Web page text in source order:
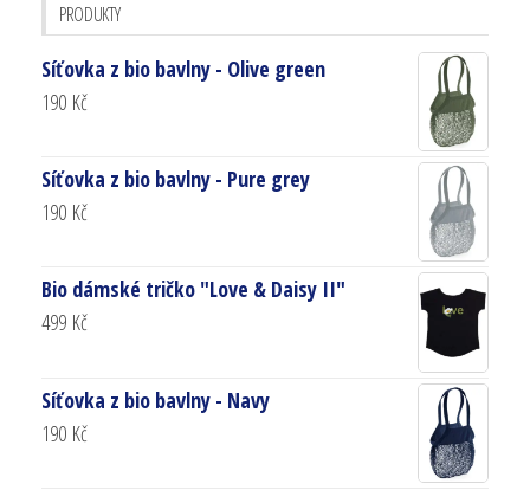
PRODUKTY
Síťovka z bio bavlny - Olive green
190 Kč
Síťovka z bio bavlny - Pure grey
190 Kč
Bio dámské tričko "Love & Daisy II"
499 Kč
Síťovka z bio bavlny - Navy
190 Kč